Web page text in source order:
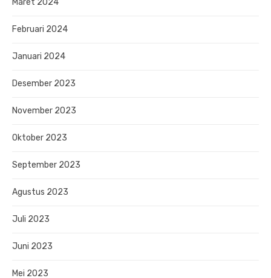
Februari 2024
Januari 2024
Desember 2023
November 2023
Oktober 2023
September 2023
Agustus 2023
Juli 2023
Juni 2023
Mei 2023